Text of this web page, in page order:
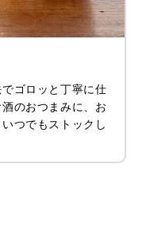
ゴロッと丁寧に仕
のおつまみに、お
つでもストックし